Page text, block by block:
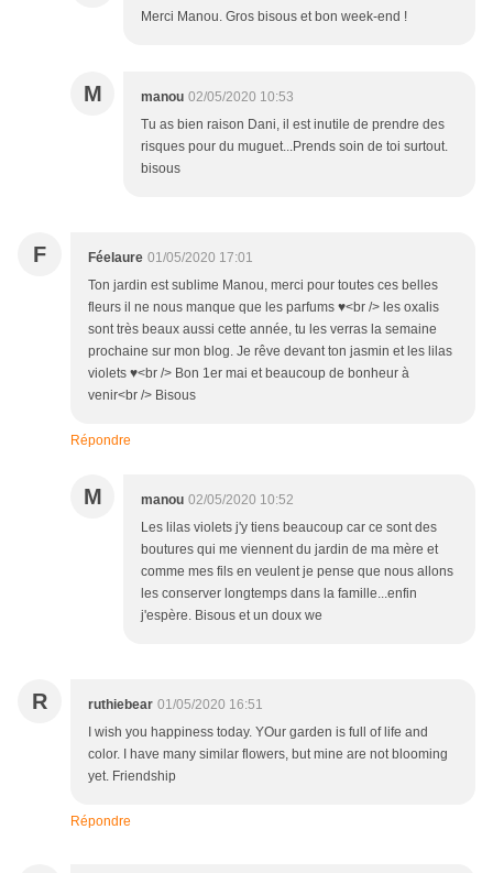
Merci Manou. Gros bisous et bon week-end !
M manou 02/05/2020 10:53
Tu as bien raison Dani, il est inutile de prendre des
risques pour du muguet...Prends soin de toi surtout.
bisous
F Féelaure 01/05/2020 17:01
Ton jardin est sublime Manou, merci pour toutes ces belles
fleurs il ne nous manque que les parfums ♥<br /> les oxalis
sont très beaux aussi cette année, tu les verras la semaine
prochaine sur mon blog. Je rêve devant ton jasmin et les lilas
violets ♥<br /> Bon 1er mai et beaucoup de bonheur à
venir<br /> Bisous
Répondre
M manou 02/05/2020 10:52
Les lilas violets j'y tiens beaucoup car ce sont des
boutures qui me viennent du jardin de ma mère et
comme mes fils en veulent je pense que nous allons
les conserver longtemps dans la famille...enfin
j'espère. Bisous et un doux we
R ruthiebear 01/05/2020 16:51
I wish you happiness today. YOur garden is full of life and
color. I have many similar flowers, but mine are not blooming
yet. Friendship
Répondre